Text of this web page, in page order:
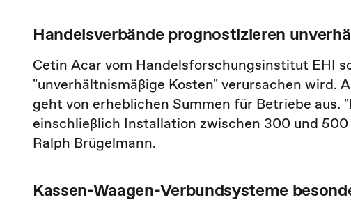
Handelsverbände prognostizieren
Cetin Acar vom Handelsforschungsinstitut EHI
"unverhältnismäßige Kosten" verursachen wird.
geht von erheblichen Summen für Betriebe aus.
einschließlich Installation zwischen 300 und
Ralph Brügelmann.
Kassen-Waagen-Verbundsysteme